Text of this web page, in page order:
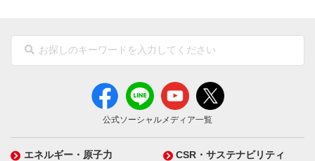
公式ソーシャルメディア一覧
エネルギー・原子力 CSR・サステナビリティ